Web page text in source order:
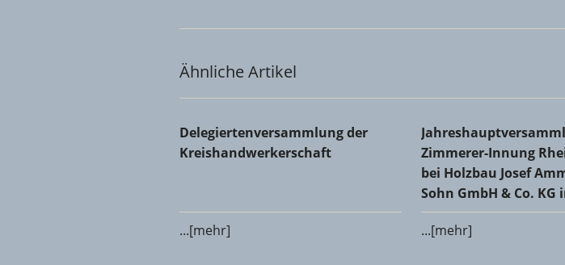
Ähnliche Artikel
Delegiertenversammlung der Kreishandwerkerschaft
Delegiertenversammlung der
Kreishandwerkerschaft
...[mehr]
Co. KG in Ingelheim
Zimmerer-Innung
bei Holzbau Josef
Sohn GmbH & Co.
...[mehr]